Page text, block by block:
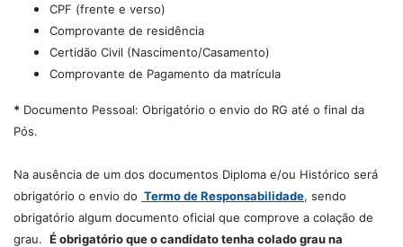
CPF (frente e verso)
Comprovante de residência
Certidão Civil (Nascimento/Casamento)
Comprovante de Pagamento da matrícula
* Documento Pessoal: Obrigatório o envio do RG até o final da
Pós.
Na ausência de um dos documentos Diploma e/ou Histórico será
obrigatório o envio do Termo de Responsabilidade, sendo
obrigatório algum documento oficial que comprove a colação de
grau. É obrigatório que o candidato tenha colado grau na